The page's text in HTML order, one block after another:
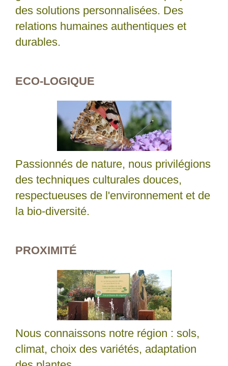
des solutions personnalisées. Des
relations humaines authentiques et
durables.
ECO-LOGIQUE
Passionnés de nature, nous privilégions
des techniques culturales douces,
respectueuses de l'environnement et de
la bio-diversité.
PROXIMITÉ
Nous connaissons notre région : sols,
climat, choix des variétés, adaptation